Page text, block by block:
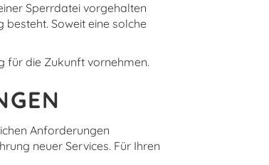
Sperrdatei vorgehalten
Soweit eine solche
für die Zukunft vornehmen.
Anforderungen
neuer Services. Für Ihren